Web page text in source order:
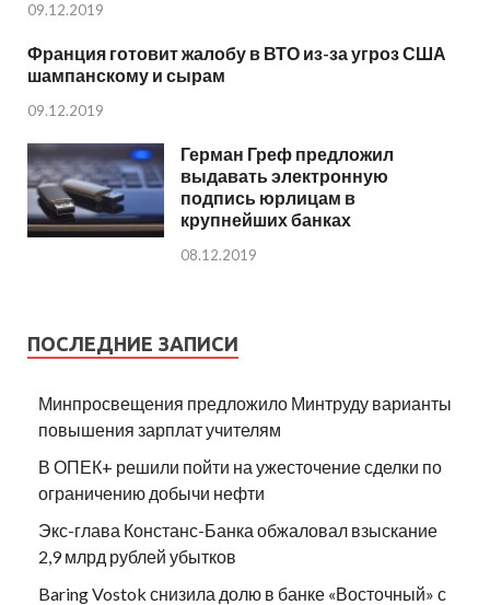
09.12.2019
Франция готовит жалобу в ВТО из-за угроз США
шампанскому и сырам
09.12.2019
Герман Греф предложил
выдавать электронную
подпись юрлицам в
крупнейших банках
08.12.2019
ПОСЛЕДНИЕ ЗАПИСИ
Минпросвещения предложило Минтруду варианты
повышения зарплат учителям
В ОПЕК+ решили пойти на ужесточение сделки по
ограничению добычи нефти
Экс-глава Констанс-Банка обжаловал взыскание
2,9 млрд рублей убытков
Baring Vostok снизила долю в банке «Восточный» с